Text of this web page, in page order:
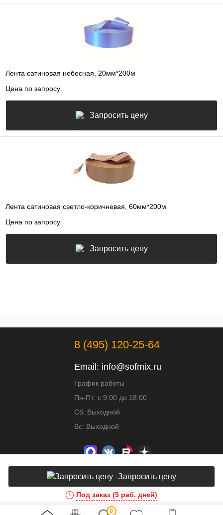
Лента сатиновая небесная, 20мм*200м
Цена по запросу
Запросить цену
Лента сатиновая светло-коричневая, 60мм*200м
Цена по запросу
Запросить цену
8 (495) 120-25-64
Email: info@sofmix.ru
График работы
Пн-Пт: с 9:00 до 18:00
Сб: Выходной
Вс: Выходной
Доработка и развитие сайта - ИВИТ
Запросить цену
Под заказ (5 раб. дней)
0